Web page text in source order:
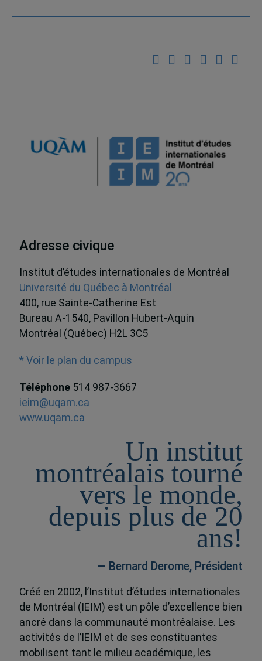
Adresse civique
Institut d’études internationales de Montréal
Université du Québec à Montréal
400, rue Sainte-Catherine Est
Bureau A-1540, Pavillon Hubert-Aquin
Montréal (Québec) H2L 3C5
* Voir le plan du campus
Téléphone 514 987-3667
ieim@uqam.ca
www.uqam.ca
Un institut
montréalais tourné
vers le monde,
depuis plus de 20
ans!
— Bernard Derome, Président
Créé en 2002, l’Institut d’études internationales
de Montréal (IEIM) est un pôle d’excellence bien
ancré dans la communauté montréalaise. Les
activités de l’IEIM et de ses constituantes
mobilisent tant le milieu académique, les